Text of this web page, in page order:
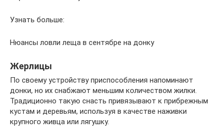
Узнать больше:
Нюансы ловли леща в сентябре на донку
Жерлицы
По своему устройству приспособления напоминают
донки, но их снабжают меньшим количеством жилки.
Традиционно такую снасть привязывают к прибрежным
кустам и деревьям, используя в качестве наживки
крупного живца или лягушку.